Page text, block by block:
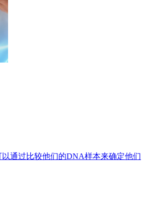
通过比较他们的DNA样本来确定他们